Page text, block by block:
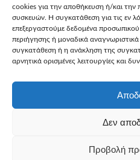
cookies για την αποθήκευση ή/και την
συσκευών. Η συγκατάθεση για τις εν
επεξεργαστούμε δεδομένα
περιήγησης ή μοναδικά
συγκατάθεση ή η ανάκληση της
αρνητικά ορισμένες λειτουργίες και
Δεν
Προβολή
Email*
All Rights